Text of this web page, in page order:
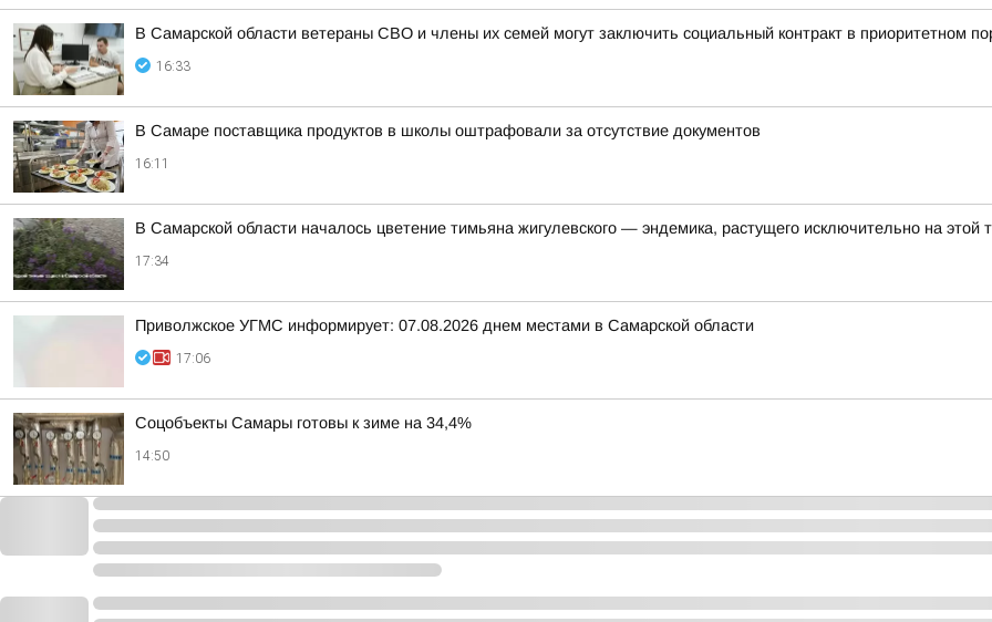
В Самарской области ветераны СВО и члены их семей могут заключить социальный контракт в приоритетном
16:33
В Самаре поставщика продуктов в школы оштрафовали за отсутствие документов
16:11
В Самарской области началось цветение тимьяна жигулевского — эндемика, растущего исключительно на этой
17:34
Приволжское УГМС информирует: 07.08.2026 днем местами в Самарской области
17:06
Соцобъекты Самары готовы к зиме на 34,4%
14:50